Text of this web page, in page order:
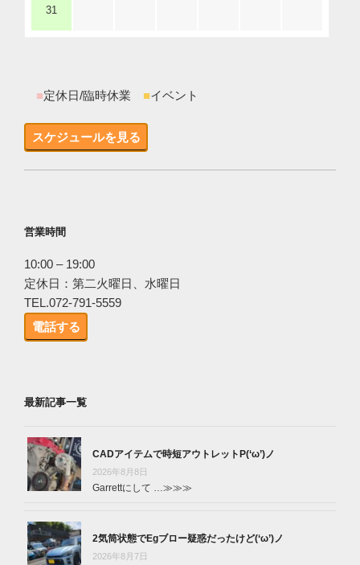
31
■定休日/臨時休業 ■イベント
スケジュールを見る
営業時間
10:00 – 19:00
定休日：第二火曜日、水曜日
TEL.072-791-5559
電話する
最新記事一覧
CADアイテムで時短アウトレットP(‘ω’)ノ
2026年8月8日
Garrettにして …≫≫≫
2気筒状態でEgブロー疑惑だったけど(‘ω’)ノ
2026年8月7日